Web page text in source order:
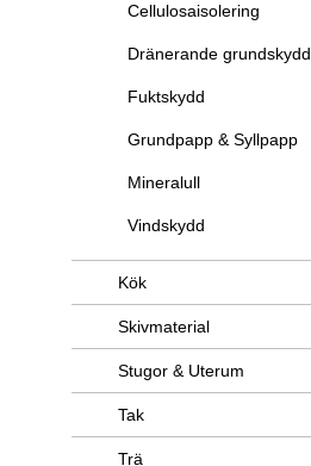
Cellulosaisolering
Dränerande grundskydd
Fuktskydd
Grundpapp & Syllpapp
Mineralull
Vindskydd
Kök
Skivmaterial
Stugor & Uterum
Tak
Trä